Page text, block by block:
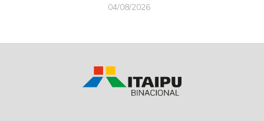
04/08/2026